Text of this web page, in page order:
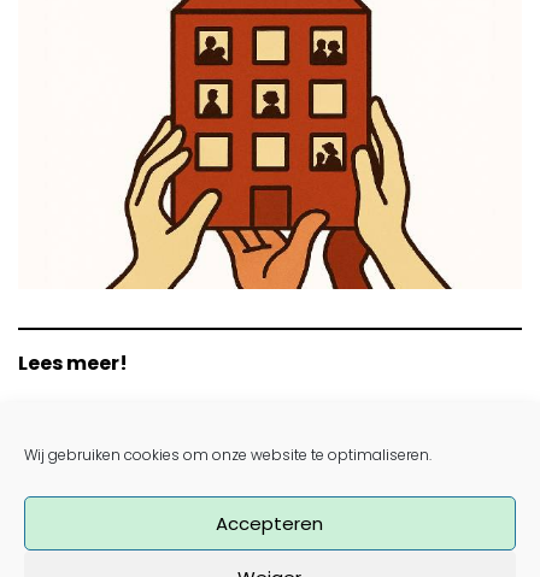
Wij gebruiken cookies om onze website te optimaliseren.
Accepteren
Lees meer!
Tatibah zoekt plek in Brussel om coöperatief
woonproject te realiseren
Naar meer wooncoöperaties in Brussel